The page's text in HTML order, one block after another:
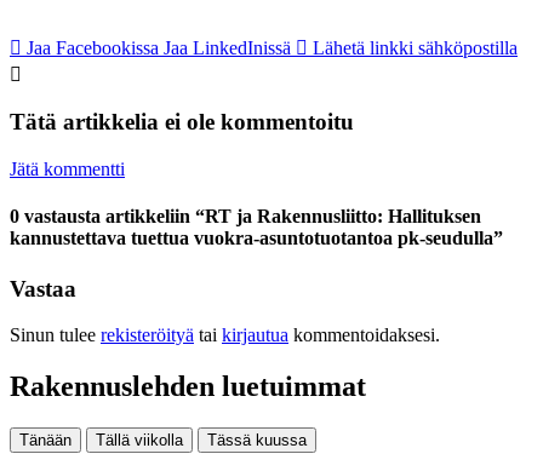
Jaa Facebookissa Jaa LinkedInissä Lähetä linkki sähköpostilla
Tätä artikkelia ei ole kommentoitu
Jätä kommentti
0 vastausta artikkeliin “RT ja Rakennusliitto: Hallituksen
kannustettava tuettua vuokra-asuntotuotantoa pk-seudulla”
Vastaa
Sinun tulee rekisteröityä tai kirjautua kommentoidaksesi.
Rakennuslehden luetuimmat
Tänään Tällä viikolla Tässä kuussa